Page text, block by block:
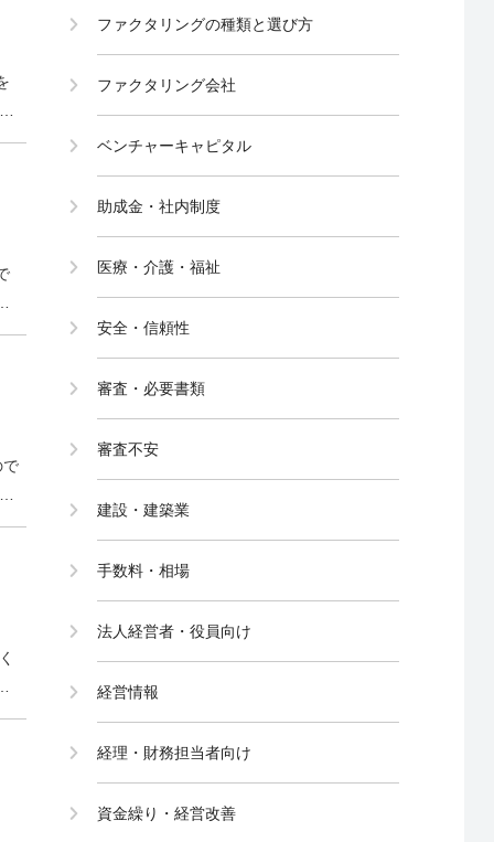
ファクタリングの種類と選び方
ファクタリング会社
ベンチャーキャピタル
助成金・社内制度
医療・介護・福祉
安全・信頼性
審査・必要書類
審査不安
建設・建築業
手数料・相場
法人経営者・役員向け
経営情報
経理・財務担当者向け
資金繰り・経営改善